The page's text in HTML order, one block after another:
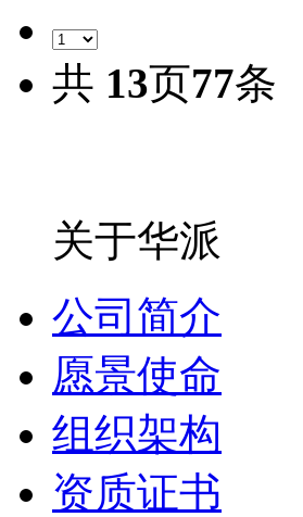
共 13页77条
关于华派
公司简介
愿景使命
组织架构
资质证书